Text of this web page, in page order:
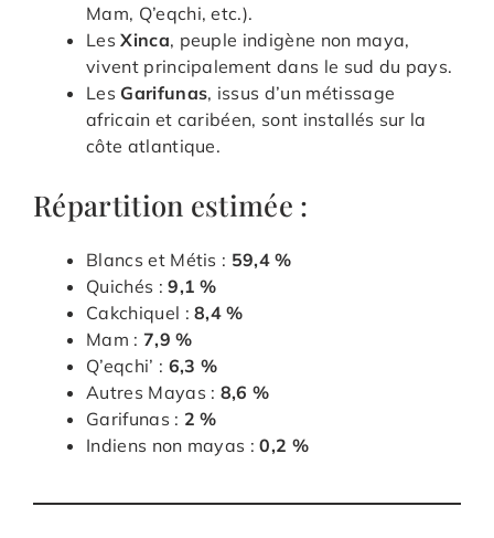
Mam, Q’eqchi, etc.).
LesXinca, peuple indigène non maya,
vivent principalement dans le sud du pays.
Les Garifunas, issus d’un métissage
africain et caribéen, sont installés sur la
côte atlantique.
Répartition estimée :
Blancs et Métis : 59,4 %
Quichés :9,1 %
Cakchiquel :8,4 %
Mam : 7,9 %
Q’eqchi’ : 6,3 %
Autres Mayas : 8,6 %
Garifunas : 2 %
Indiens non mayas :0,2 %